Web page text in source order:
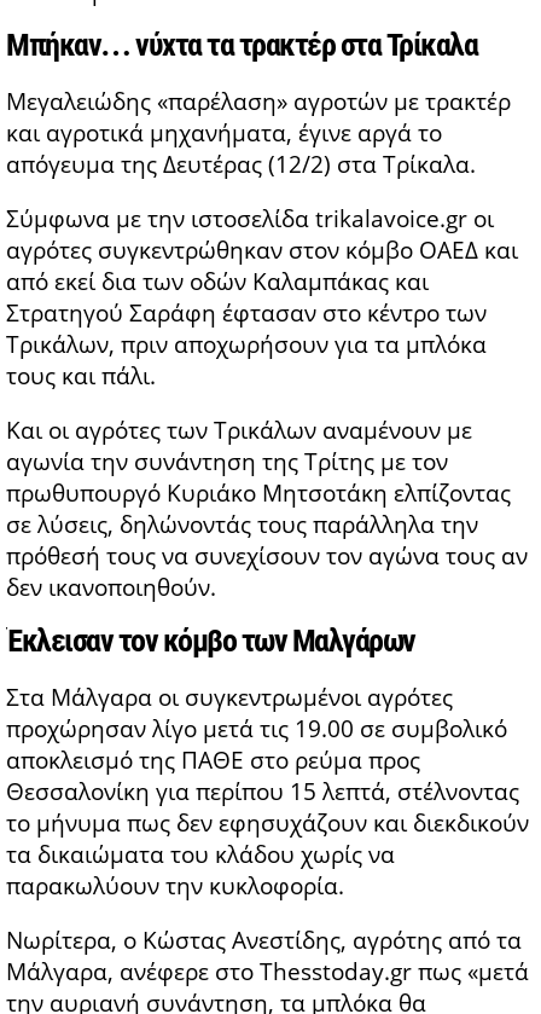
Μπήκαν… νύχτα τα τρακτέρ στα Τρίκαλα
Μεγαλειώδης «παρέλαση» αγροτών με τρακτέρ
και αγροτικά μηχανήματα, έγινε αργά το
απόγευμα της Δευτέρας (12/2) στα Τρίκαλα.
Σύμφωνα με την ιστοσελίδα trikalavoice.gr οι
αγρότες συγκεντρώθηκαν στον κόμβο ΟΑΕΔ και
από εκεί δια των οδών Καλαμπάκας και
Στρατηγού Σαράφη έφτασαν στο κέντρο των
Τρικάλων, πριν αποχωρήσουν για τα μπλόκα
τους και πάλι.
Και οι αγρότες των Τρικάλων αναμένουν με
αγωνία την συνάντηση της Τρίτης με τον
πρωθυπουργό Κυριάκο Μητσοτάκη ελπίζοντας
σε λύσεις, δηλώνοντάς τους παράλληλα την
πρόθεσή τους να συνεχίσουν τον αγώνα τους αν
δεν ικανοποιηθούν.
Έκλεισαν τον κόμβο των Μαλγάρων
Στα Μάλγαρα οι συγκεντρωμένοι αγρότες
προχώρησαν λίγο μετά τις 19.00 σε συμβολικό
αποκλεισμό της ΠΑΘΕ στο ρεύμα προς
Θεσσαλονίκη για περίπου 15 λεπτά, στέλνοντας
το μήνυμα πως δεν εφησυχάζουν και διεκδικούν
τα δικαιώματα του κλάδου χωρίς να
παρακωλύουν την κυκλοφορία.
Νωρίτερα, ο Κώστας Ανεστίδης, αγρότης από τα
Μάλγαρα, ανέφερε στο Τhesstoday.gr πως «μετά
την αυριανή συνάντηση, τα μπλόκα θα